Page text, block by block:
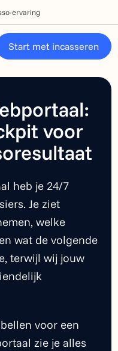
ervaring
Start met incasseren
voor
heb je 24/7
Je ziet
welke
wat de volgende
terwijl wij jouw
voor een
zie je alles